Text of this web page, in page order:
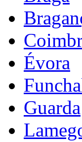
Évora
Guarda